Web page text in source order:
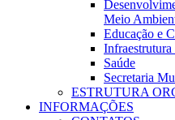
Meio
Educação e
Saúde
Secretaria
ESTRUTURA
INFORMAÇÕES